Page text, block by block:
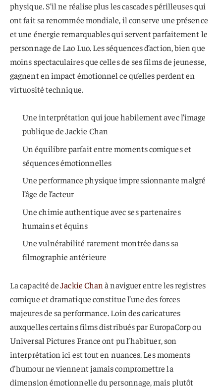
physique. S’il ne réalise plus les cascades périlleuses qui
ont fait sa renommée mondiale, il conserve une présence
et une énergie remarquables qui servent parfaitement le
personnage de Lao Luo. Les séquences d’action, bien que
moins spectaculaires que celles de ses films de jeunesse,
gagnent en impact émotionnel ce qu’elles perdent en
virtuosité technique.
Une interprétation qui joue habilement avec l’image
publique de Jackie Chan
Un équilibre parfait entre moments comiques et
séquences émotionnelles
Une performance physique impressionnante malgré
l’âge de l’acteur
Une chimie authentique avec ses partenaires
humains et équins
Une vulnérabilité rarement montrée dans sa
filmographie antérieure
La capacité deJackie Chanà naviguer entre les registres
comique et dramatique constitue l’une des forces
majeures de sa performance. Loin des caricatures
auxquelles certains films distribués par EuropaCorp ou
Universal Pictures France ont pu l’habituer, son
interprétation ici est tout en nuances. Les moments
d’humour ne viennent jamais compromettre la
dimension émotionnelle du personnage, mais plutôt